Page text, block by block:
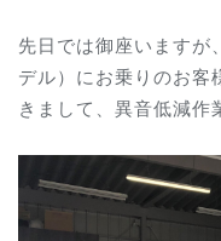
先日では御座います
デル）にお乗りのお客
きまして、異音低減作